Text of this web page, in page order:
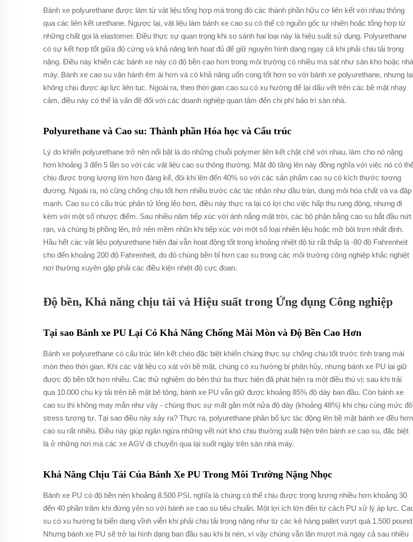
Bánh xe polyurethane được làm từ vật liệu tổng hợp mà trong đó các thành phần hữu cơ liên kết với nhau thông
qua các liên kết urethane. Ngược lại, vật liệu làm bánh xe cao su có thể có nguồn gốc tự nhiên hoặc tổng hợp từ
những chất gọi là elastomer. Điều thực sự quan trọng khi so sánh hai loại này là hiệu suất sử dụng. Polyurethane
có sự kết hợp tốt giữa độ cứng và khả năng linh hoạt đủ để giữ nguyên hình dạng ngay cả khi phải chịu tải trọng
nặng. Điều này khiến các bánh xe này có độ bền cao hơn trong môi trường có nhiều ma sát như sàn kho hoặc nhà
máy. Bánh xe cao su vận hành êm ái hơn và có khả năng uốn cong tốt hơn so với bánh xe polyurethane, nhưng lại
không chịu được áp lực liên tục. Ngoài ra, theo thời gian cao su có xu hướng để lại dấu vết trên các bề mặt nhạy
cảm, điều này có thể là vấn đề đối với các doanh nghiệp quan tâm đến chi phí bảo trì sàn nhà.
Polyurethane và Cao su: Thành phần Hóa học và Cấu trúc
Lý do khiến polyurethane trở nên nổi bật là do những chuỗi polymer liên kết chặt chẽ với nhau, làm cho nó nặng
hơn khoảng 3 đến 5 lần so với các vật liệu cao su thông thường. Mật độ tăng lên này đồng nghĩa với việc nó có
chịu được trọng lượng lớn hơn đáng kể, đôi khi lên đến 40% so với các sản phẩm cao su có kích thước tương
đương. Ngoài ra, nó cũng chống chịu tốt hơn nhiều trước các tác nhân như dầu tràn, dung môi hóa chất và va đập
mạnh. Cao su có cấu trúc phân tử lỏng lẻo hơn, điều này thực ra lại có lợi cho việc hấp thụ rung động, nhưng đi
kèm với một số nhược điểm. Sau nhiều năm tiếp xúc với ánh nắng mặt trời, các bộ phận bằng cao su bắt đầu nứt
rạn, và chúng bị phồng lên, trở nên mềm nhũn khi tiếp xúc với một số loại nhiên liệu hoặc mỡ bôi trơn nhất định.
Hầu hết các vật liệu polyurethane hiện đại vẫn hoạt động tốt trong khoảng nhiệt độ từ rất thấp là -80 độ Fahrenheit
cho đến khoảng 200 độ Fahrenheit, do đó chúng bền bỉ hơn cao su trong các môi trường công nghiệp khắc nghiệt
nơi thường xuyên gặp phải các điều kiện nhiệt độ cực đoan.
Độ bền, Khả năng chịu tải và Hiệu suất trong Ứng dụng Công nghiệp
Tại sao Bánh xe PU Lại Có Khả Năng Chống Mài Mòn và Độ Bền Cao Hơn
Bánh xe polyurethane có cấu trúc liên kết chéo đặc biệt khiến chúng thực sự chống chịu tốt trước tình trạng mài
mòn theo thời gian. Khi các vật liệu cọ xát với bề mặt, chúng có xu hướng bị phân hủy, nhưng bánh xe PU lại giữ
được độ bền tốt hơn nhiều. Các thử nghiệm do bên thứ ba thực hiện đã phát hiện ra một điều thú vị: sau khi trải
qua 10.000 chu kỳ tải trên bề mặt bê tông, bánh xe PU vẫn giữ được khoảng 85% độ dày ban đầu. Còn bánh xe
cao su thì không may mắn như vậy - chúng thực sự mất gần một nửa độ dày (khoảng 48%) khi chịu cùng mức độ
stress tương tự. Tại sao điều này xảy ra? Thực ra, polyurethane phân bố lực tác động lên bề mặt bánh xe đều hơn
cao su rất nhiều. Điều này giúp ngăn ngừa những vết nứt khó chịu thường xuất hiện trên bánh xe cao su, đặc biệt
là ở những nơi mà các xe AGV di chuyển qua lại suốt ngày trên sàn nhà máy.
Khả Năng Chịu Tải Của Bánh Xe PU Trong Môi Trường Nặng Nhọc
Bánh xe PU có độ bền nén khoảng 8.500 PSI, nghĩa là chúng có thể chịu được trọng lượng nhiều hơn khoảng 30
đến 40 phần trăm khi đứng yên so với bánh xe cao su tiêu chuẩn. Một lợi ích lớn đến từ cách PU xử lý áp lực.
su có xu hướng bị biến dạng vĩnh viễn khi phải chịu tải trọng nặng như từ các kệ hàng pallet vượt quá 1.500 pound.
Nhưng bánh xe PU sẽ trở lại hình dạng ban đầu sau khi bị nén, vì vậy chúng vẫn lăn mượt mà ngay cả sau nhiều